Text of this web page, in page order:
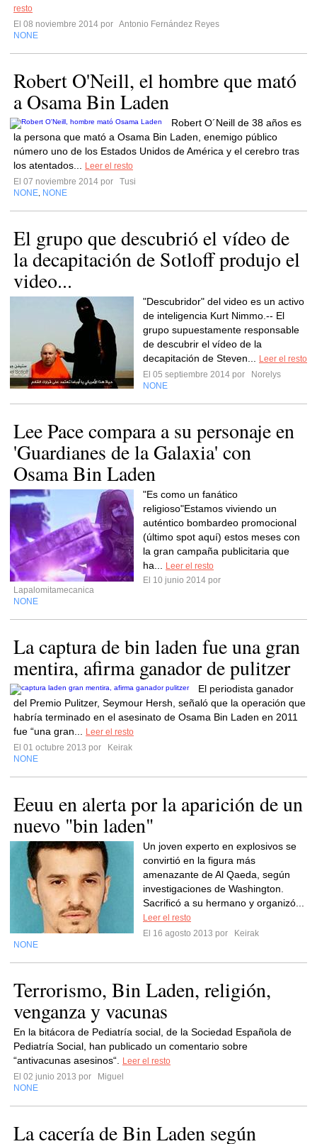
resto
El 08 noviembre 2014 por Antonio Fernández Reyes
NONE
Robert O'Neill, el hombre que mató
a Osama Bin Laden
Robert O´Neill de 38 años es
la persona que mató a Osama Bin Laden, enemigo público
número uno de los Estados Unidos de América y el cerebro tras
los atentados...
Leer el resto
El 07 noviembre 2014 por
Tusi
NONE NONE
El grupo que descubrió el vídeo de
la decapitación de Sotloff produjo el
video...
"Descubridor" del video es un activo
de inteligencia Kurt Nimmo.-- El
grupo supuestamente responsable
de descubrir el vídeo de la
decapitación de Steven...
Leer el resto
El 05 septiembre 2014 por
Norelys
NONE
Lee Pace compara a su personaje en
'Guardianes de la Galaxia' con
Osama Bin Laden
"Es como un fanático
religioso"Estamos viviendo un
auténtico bombardeo promocional
(último spot aquí) estos meses con
la gran campaña publicitaria que
ha...
Leer el resto
El 10 junio 2014 por
Lapalomitamecanica
NONE
La captura de bin laden fue una gran
mentira, afirma ganador de pulitzer
El periodista ganador
del Premio Pulitzer, Seymour Hersh, señaló que la operación que
habría terminado en el asesinato de Osama Bin Laden en 2011
fue “una gran...
Leer el resto
El 01 octubre 2013 por
Keirak
NONE
Eeuu en alerta por la aparición de un
nuevo "bin laden"
Un joven experto en explosivos se
convirtió en la figura más
amenazante de Al Qaeda, según
investigaciones de Washington.
Sacrificó a su hermano y organizó...
Leer el resto
El 16 agosto 2013 por
Keirak
NONE
Terrorismo, Bin Laden, religión,
venganza y vacunas
En la bitácora de Pediatría social, de la Sociedad Española de
Pediatría Social, han publicado un comentario sobre
“antivacunas asesinos“.
Leer el resto
El 02 junio 2013 por
Miguel
NONE
La cacería de Bin Laden según